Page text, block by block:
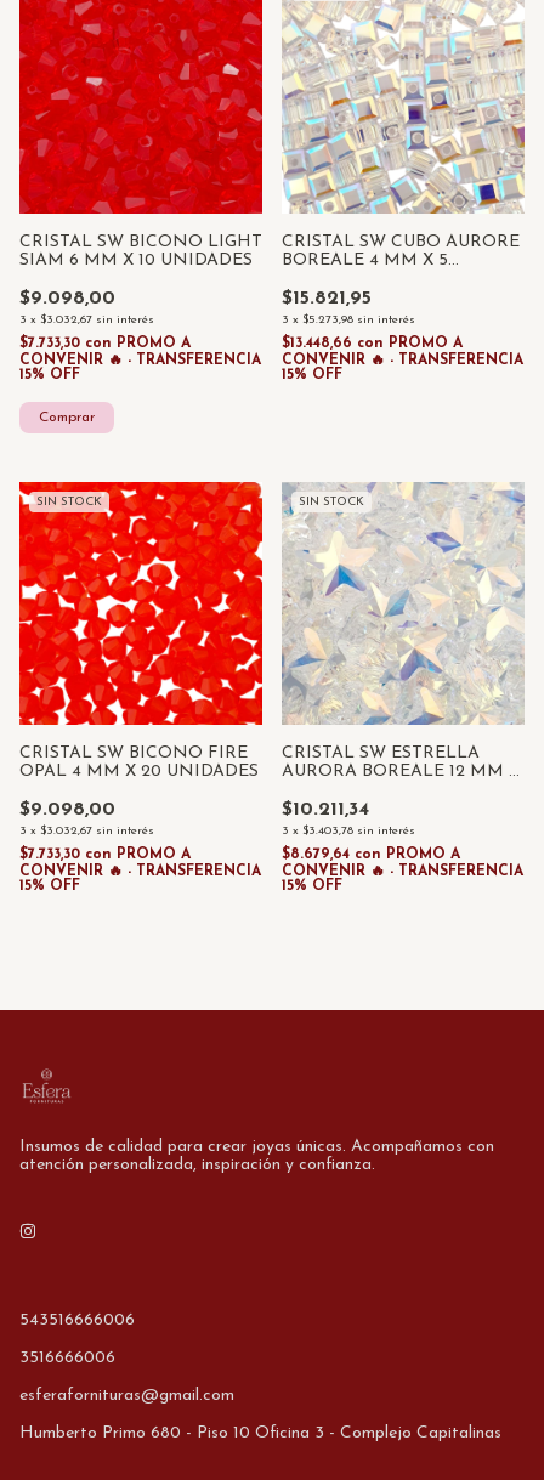
CRISTAL SW BICONO LIGHT
SIAM 6 MM X 10 UNIDADES
$9.098,00
3 x $3.032,67 sin interés
$7.733,30 con PROMO A
CONVENIR 🔥 - TRANSFERENCIA
15% OFF
CRISTAL SW CUBO AURORE
BOREALE 4 MM X 5
$15.821,95
3 x $5.273,98 sin interés
$13.448,66 con PROMO A
CONVENIR 🔥 - TRANSFERENCIA
15% OFF
SIN STOCK
CRISTAL SW BICONO FIRE
OPAL 4 MM X 20 UNIDADES
$9.098,00
3 x $3.032,67 sin interés
$7.733,30 con PROMO A
CONVENIR 🔥 - TRANSFERENCIA
15% OFF
SIN STOCK
CRISTAL SW ESTRELLA
AURORA BOREALE 12 MM X
$10.211,34
3 x $3.403,78 sin interés
$8.679,64 con PROMO A
CONVENIR 🔥 - TRANSFERENCIA
15% OFF
Insumos de calidad para crear joyas únicas. Acompañamos con
atención personalizada, inspiración y confianza.
543516666006
3516666006
esferafornituras@gmail.com
Humberto Primo 680 - Piso 10 Oficina 3 - Complejo Capitalinas